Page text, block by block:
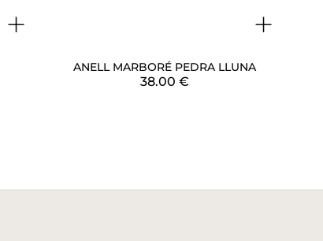
+ +
ANELL MARBORÉ PEDRA LLUNA
38.00 €